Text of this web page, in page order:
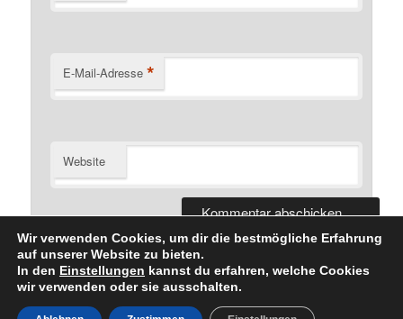
E-Mail-Adresse *
Website
Datenschutzerklärung Stolz präsentiert von WordPress
Wir verwenden Cookies, um dir die bestmögliche Erfahrung
auf unserer Website zu bieten.
In den Einstellungen kannst du erfahren, welche Cookies
wir verwenden oder sie ausschalten.